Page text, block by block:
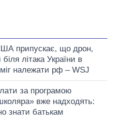
припускає, що дрон,
літака України в
належати рф – WSJ
за програмою
вже надходять:
знати батькам